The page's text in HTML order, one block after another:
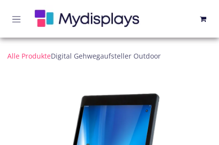
Alle ProdukteDigital Gehwegaufsteller Outdoor